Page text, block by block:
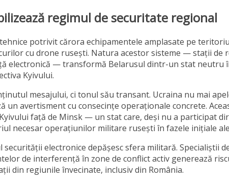
regimul de securitate regional
potrivit cărora echipamentele amplasate pe
cu drone rusești. Natura acestor sisteme — stații de
electronică — transformă Belarusul dintr-un stat neutru
Kyivului.
mesajului, ci tonul său transant. Ucraina nu mai
un avertisment cu consecințe operaționale concrete.
față de Minsk — un stat care, deși nu a participat
necesar operațiunilor militare rusești în fazele inițiale
electronice depășesc sfera militară. Specialiștii
de interferență în zone de conflict activ generează
din regiunile învecinate, inclusiv din România.